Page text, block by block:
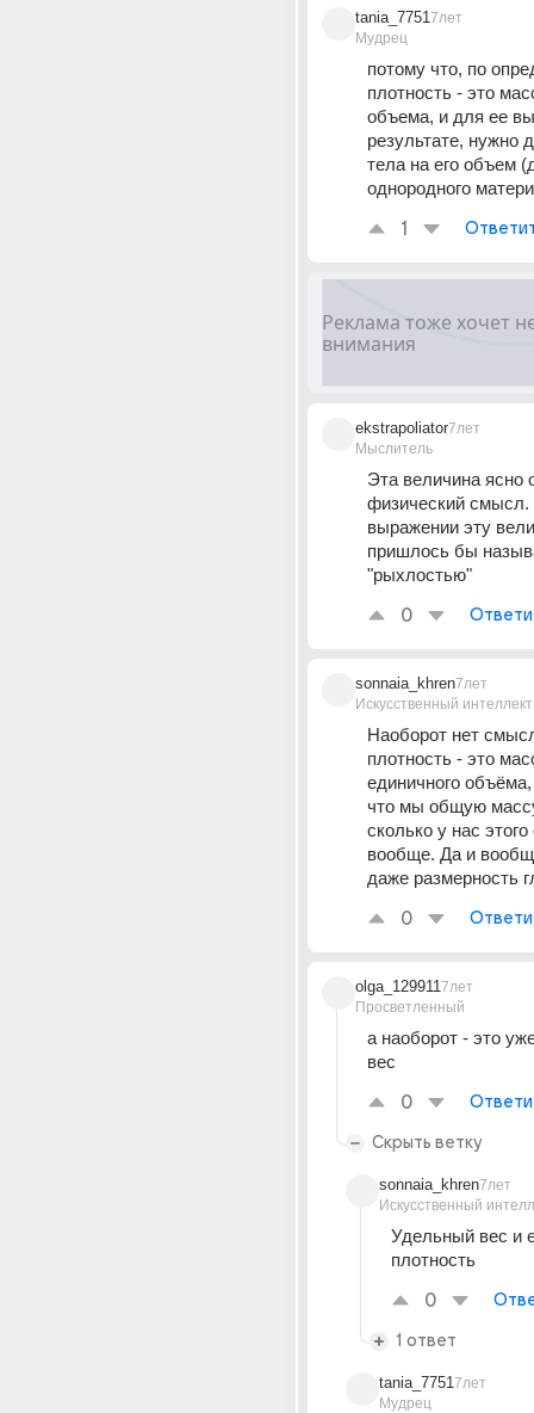
tania_7751
Мудрец
7лет
потому что, по
плотность - это
объема, и для ее
результате, нужно
тела на его объем
однородного
1
ekstrapoliator
Мыслитель
7лет
Эта величина ясно
физический
выражении эту
пришлось бы
"рыхлостью"
0
sonnaia_khren
Искусственный интеллект
7лет
Наоборот нет
плотность - это
единичного
что мы общую
сколько у нас
вообще. Да и
даже размерность
0
olga_129911
Просветленный
7лет
а наоборот - это
вес
0
Скрыть ветку
sonnaia_khren
Искусственный
7лет
Удельный вес и
плотность
0
1 ответ
tania_7751
Мудрец
7лет